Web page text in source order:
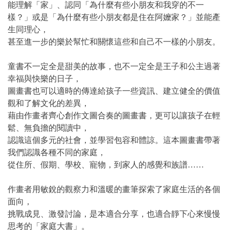
能理解「家」、認同「為什麼有些小朋友和我穿的不一
樣？」或是「為什麼有些小朋友都是住在阿嬤家？」並能產
生同理心，
甚至進一步的樂於幫忙和關懷這些和自己不一樣的小朋友。
童書不一定全是甜美的故事，也不一定全是王子和公主過著
幸福與快樂的日子，
圖畫書也可以適時的傳達給孩子一些資訊、建立健全的價值
觀和了解文化的差異，
藉由作畫者齊心創作文圖合奏的圖畫書，更可以讓孩子在輕
鬆、無負擔的閱讀中，
認識這個多元的社會，並學習包容和體諒。這本圖畫書帶著
我們認識各種不同的家庭，
從住所、假期、學校、寵物，到家人的感覺和族譜……
作畫者用敏銳的觀察力和溫暖的畫筆探索了家庭生活的各個
面向，
挑戰成見、激發討論，是本適合分享，也適合靜下心來慢慢
思考的「家庭大書」。